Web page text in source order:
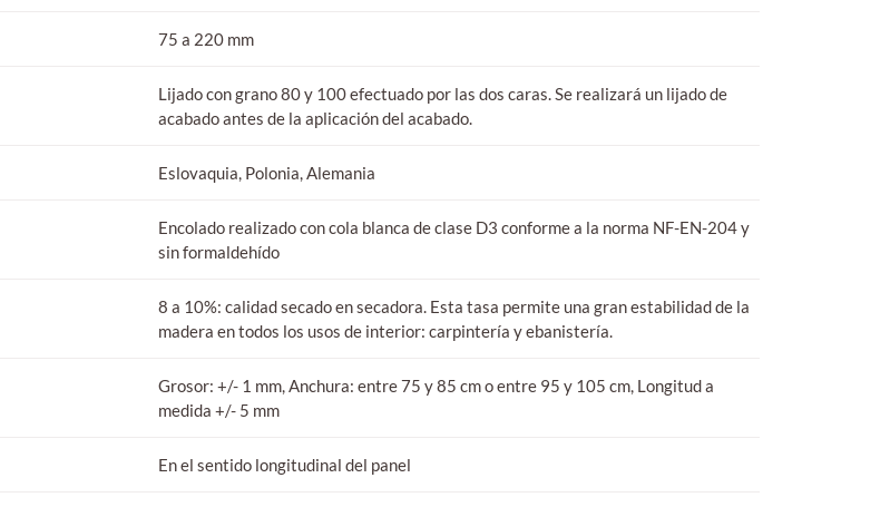
75 a 220 mm
Lijado con grano 80 y 100 efectuado por las dos caras. Se realizará un lijado de
acabado antes de la aplicación del acabado.
Eslovaquia, Polonia, Alemania
Encolado realizado con cola blanca de clase D3 conforme a la norma NF-EN-204 y
sin formaldehído
8 a 10%: calidad secado en secadora. Esta tasa permite una gran estabilidad de la
madera en todos los usos de interior: carpintería y ebanistería.
Grosor: +/- 1 mm, Anchura: entre 75 y 85 cm o entre 95 y 105 cm, Longitud a
medida +/- 5 mm
En el sentido longitudinal del panel